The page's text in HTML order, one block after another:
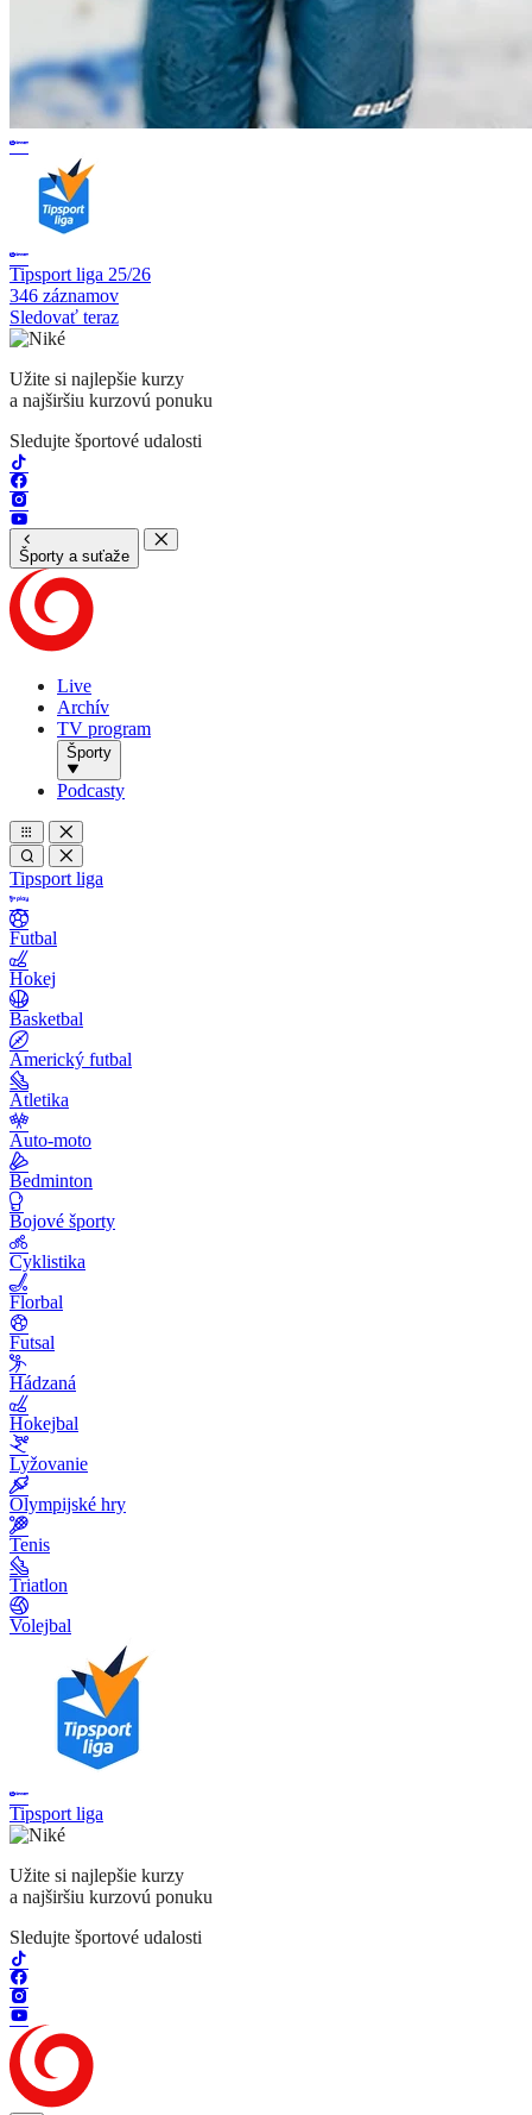
Tipsport liga 25/26
346 záznamov
Sledovať teraz
Užite si najlepšie kurzy
a najširšiu kurzovú ponuku
Sledujte športové udalosti
Športy a suťaže
Live
Archív
TV program
Športy
Podcasty
Tipsport liga
Futbal
Hokej
Basketbal
Americký futbal
Atletika
Auto-moto
Bedminton
Bojové športy
Cyklistika
Florbal
Futsal
Hádzaná
Hokejbal
Lyžovanie
Olympijské hry
Tenis
Triatlon
Volejbal
Tipsport liga
Užite si najlepšie kurzy
a najširšiu kurzovú ponuku
Sledujte športové udalosti